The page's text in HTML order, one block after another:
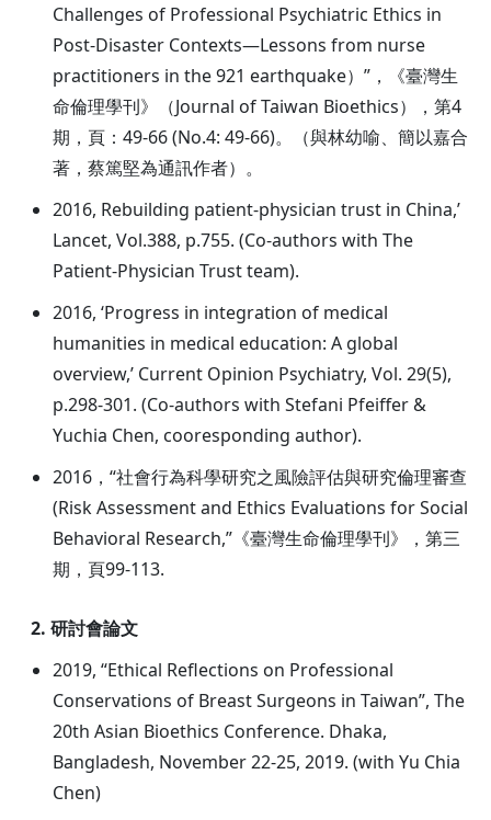
Challenges of Professional Psychiatric Ethics in
Post-Disaster Contexts—Lessons from nurse
practitioners in the 921 earthquake）”，《臺灣生
命倫理學刊》（Journal of Taiwan Bioethics），第4
期，頁：49-66 (No.4: 49-66)。（與林幼喻、簡以嘉合
著，蔡篤堅為通訊作者）。
2016, Rebuilding patient-physician trust in China,’
Lancet, Vol.388, p.755. (Co-authors with The
Patient-Physician Trust team).
2016, ‘Progress in integration of medical
humanities in medical education: A global
overview,’ Current Opinion Psychiatry, Vol. 29(5),
p.298-301. (Co-authors with Stefani Pfeiffer &
Yuchia Chen, cooresponding author).
2016，“社會行為科學研究之風險評估與研究倫理審查
(Risk Assessment and Ethics Evaluations for Social
Behavioral Research,”《臺灣生命倫理學刊》，第三
期，頁99-113.
2. 研討會論文
2019, “Ethical Reflections on Professional
Conservations of Breast Surgeons in Taiwan”, The
20th Asian Bioethics Conference. Dhaka,
Bangladesh, November 22-25, 2019. (with Yu Chia
Chen)